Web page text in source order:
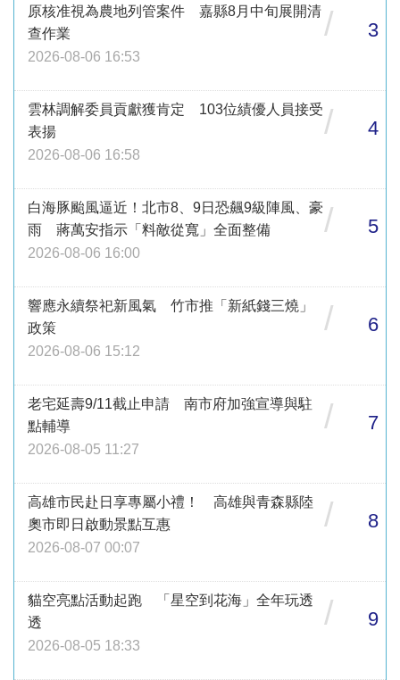
原核准視為農地列管案件 嘉縣8月中旬展開清
查作業
2026-08-06 16:53
/ 3
雲林調解委員貢獻獲肯定 103位績優人員接受
表揚
2026-08-06 16:58
/ 4
白海豚颱風逼近！北市8、9日恐飆9級陣風、豪
雨 蔣萬安指示「料敵從寬」全面整備
2026-08-06 16:00
/ 5
響應永續祭祀新風氣 竹市推「新紙錢三燒」
政策
2026-08-06 15:12
/ 6
老宅延壽9/11截止申請 南市府加強宣導與駐
點輔導
2026-08-05 11:27
/ 7
高雄市民赴日享專屬小禮！ 高雄與青森縣陸
奧市即日啟動景點互惠
2026-08-07 00:07
/ 8
貓空亮點活動起跑 「星空到花海」全年玩透
透
2026-08-05 18:33
/ 9